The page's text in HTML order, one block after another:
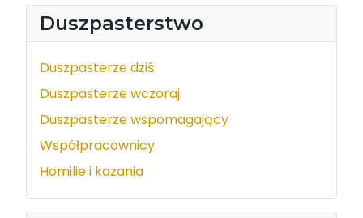
Duszpasterstwo
Duszpasterze dziś
Duszpasterze wczoraj
Duszpasterze wspomagający
Współpracownicy
Homilie i kazania